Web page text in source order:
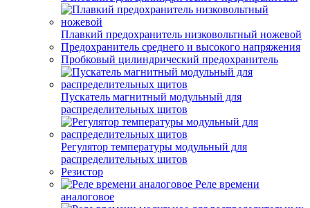
Плавкий предохранитель низковольтный ножевой
Предохранитель среднего и высокого напряжения
Пробковый цилиндрический предохранитель
Пускатель магнитный модульный для
распределительных щитов
Регулятор температуры модульный для
распределительных щитов
Резистор
Реле времени
аналоговое